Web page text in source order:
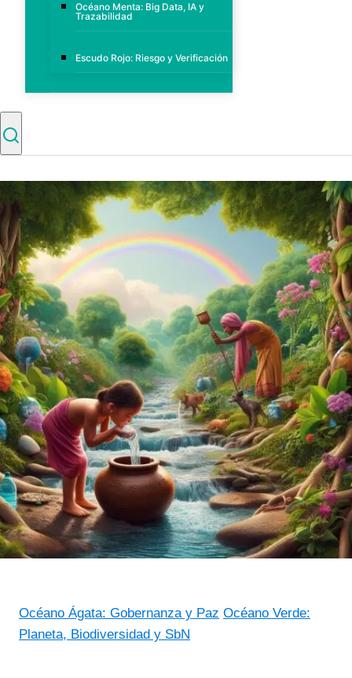
Océano Menta: Big Data, IA y
Trazabilidad
Escudo Rojo: Riesgo y Verificación
Océano Ágata: Gobernanza y Paz Océano Verde:
Planeta, Biodiversidad y SbN